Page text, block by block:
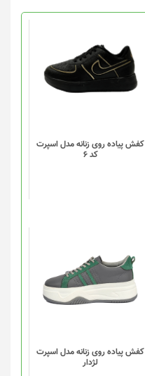
کفش پیاده روی زنانه مدل اسپرت
کد 6
کفش پیاده روی زنانه مدل اسپرت
لژدار
محصول
دارای
انواع
مختلفی
گزینه
ها